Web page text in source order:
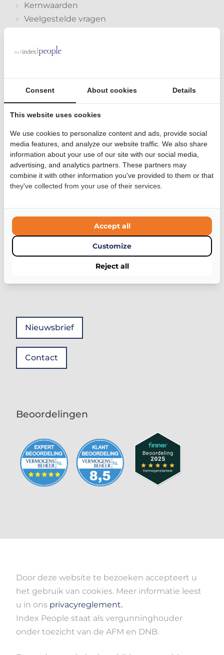
Kernwaarden
Veelgestelde vragen
Beleggingsvoorstel aanvragen
Dienstverlening
Medewerkers
Tarieven
Indexbeleggen
info@indexpeople.nl
BTW-nummer: NL81727420B01
Disclaimer en privacyreglement
Nieuwsbrief
Contact
Beoordelingen
Door deze website te bezoeken accepteert u
het gebruik van cookies. Meer informatie leest
u in ons privacyreglement.
Index People staat als vergunninghouder
onder toezicht van de AFM en DNB.
Consent About cookies Details
This website uses cookies
We use cookies to personalize content and ads, provide social
media features, and analyze our website traffic. We also share
information about your use of our site with our social media,
advertising, and analytics partners. These partners may
combine it with other information you've provided to them or that
they've collected from your use of their services.
Reject all
Customize
Accept all